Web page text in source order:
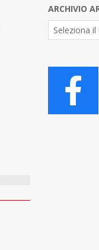
ARCHIVIO
Archivio
Articoli